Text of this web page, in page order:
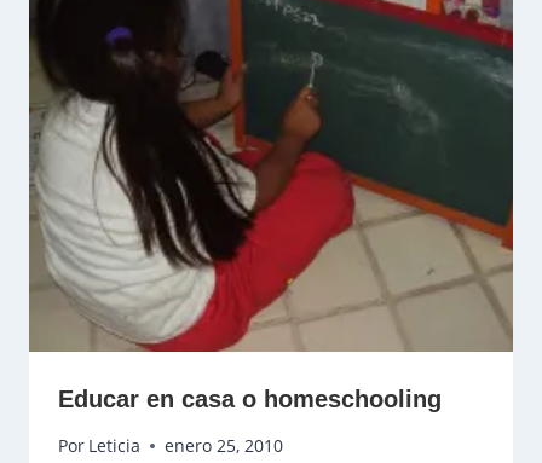
Educar en casa o homeschooling
Por Leticia enero 25, 2010